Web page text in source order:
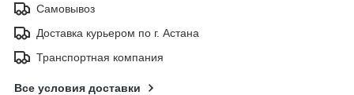
Самовывоз
Доставка курьером по г. Астана
Транспортная компания
Все условия доставки